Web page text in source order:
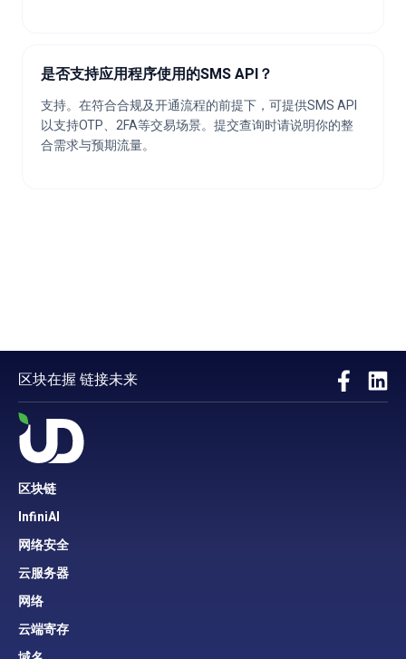
是否支持应用程序使用的SMS API？
支持。在符合合规及开通流程的前提下，可提供SMS API
以支持OTP、2FA等交易场景。提交查询时请说明你的整
合需求与预期流量。
区块在握 链接未来
区块链
InfiniAI
网络安全
云服务器
网络
云端寄存